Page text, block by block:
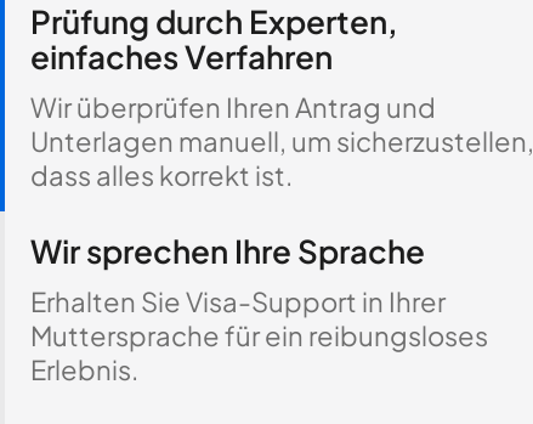
Prüfung durch Experten,
einfaches Verfahren
Wir überprüfen Ihren Antrag und
Unterlagen manuell, um sicherzustellen,
dass alles korrekt ist.
Wir sprechen Ihre Sprache
Erhalten Sie Visa-Support in Ihrer
Muttersprache für ein reibungsloses
Erlebnis.